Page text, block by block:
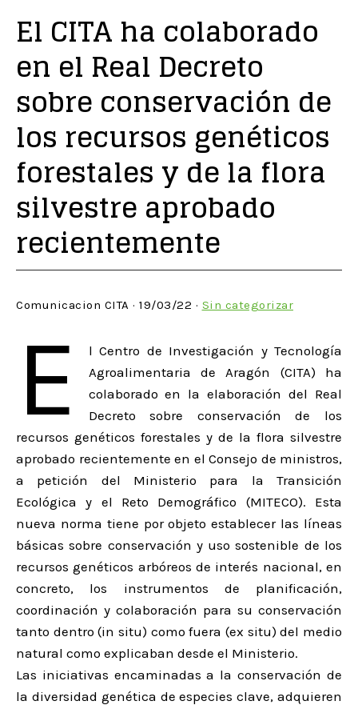
El CITA ha colaborado
en el Real Decreto
sobre conservación de
los recursos genéticos
forestales y de la flora
silvestre aprobado
recientemente
Comunicacion CITA · 19/03/22 · Sin categorizar
E
l Centro de Investigación y Tecnología
Agroalimentaria de Aragón (CITA) ha
colaborado en la elaboración del Real
Decreto sobre conservación de los
recursos genéticos forestales y de la flora silvestre
aprobado recientemente en el Consejo de ministros,
a petición del Ministerio para la Transición
Ecológica y el Reto Demográfico (MITECO). Esta
nueva norma tiene por objeto establecer las líneas
básicas sobre conservación y uso sostenible de los
recursos genéticos arbóreos de interés nacional, en
concreto, los instrumentos de planificación,
coordinación y colaboración para su conservación
tanto dentro (in situ) como fuera (ex situ) del medio
natural como explicaban desde el Ministerio.
Las iniciativas encaminadas a la conservación de
la diversidad genética de especies clave, adquieren